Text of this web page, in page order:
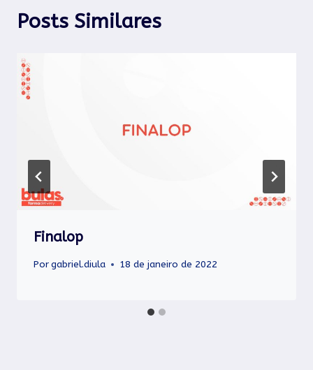
Posts Similares
Finalop
Porgabriel.diula 18 de janeiro de 2022